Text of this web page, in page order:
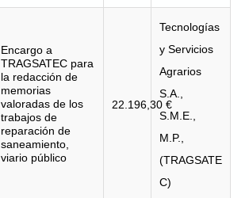
Encargo a
TRAGSATEC para
la redacción de
memorias
valoradas de los
trabajos de
reparación de
saneamiento,
viario público
22.196,30 €
Tecnologías
y Servicios
Agrarios
S.A.,
S.M.E.,
M.P.,
(TRAGSATE
C)